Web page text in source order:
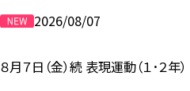
2026/08/07
８月７日（金）続 表現運動（１･２年）